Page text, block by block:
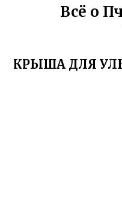
Всё о
КРЫША ДЛЯ